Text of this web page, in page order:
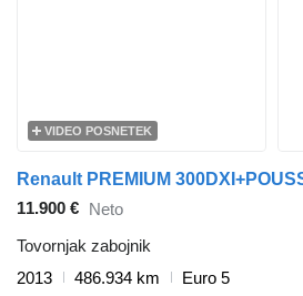
VIDEO POSNETEK
11.900 € Neto
Tovornjak zabojnik
2013
486.934 km
Euro 5